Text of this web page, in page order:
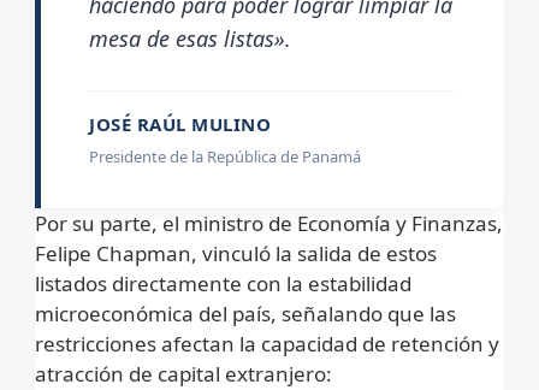
mesa de esas listas».
JOSÉ RAÚL MULINO
Presidente de la República de Panamá
Por su parte, el ministro de Economía y Finanzas,
Felipe Chapman, vinculó la salida de estos
listados directamente con la estabilidad
microeconómica del país, señalando que las
restricciones afectan la capacidad de retención y
atracción de capital extranjero: